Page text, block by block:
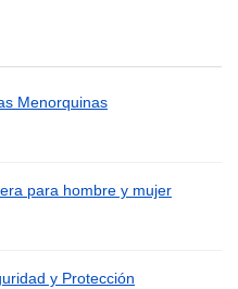
Menorquinas
para hombre y mujer
y Protección